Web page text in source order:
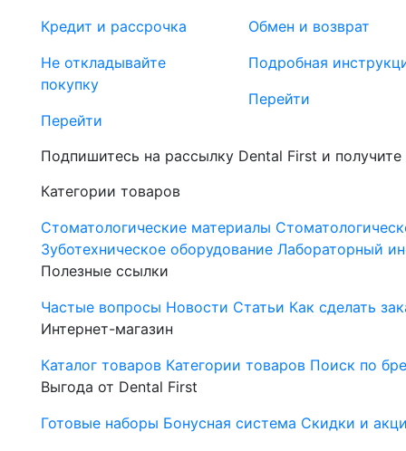
Кредит и рассрочка
Не откладывайте
покупку
Перейти
Обмен и возврат
Подробная
Перейти
Подпишитесь на рассылку Dental First и
Категории товаров
Стоматологические материалы
Зуботехническое оборудование Лабораторный
Полезные ссылки
Частые вопросы Новости Статьи Как сделать
Интернет-магазин
Каталог товаров Категории товаров Поиск по
Выгода от Dental First
Готовые наборы Бонусная система Скидки и